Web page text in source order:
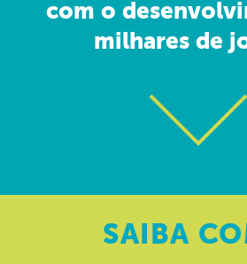
com o
milhares de
SAIBA